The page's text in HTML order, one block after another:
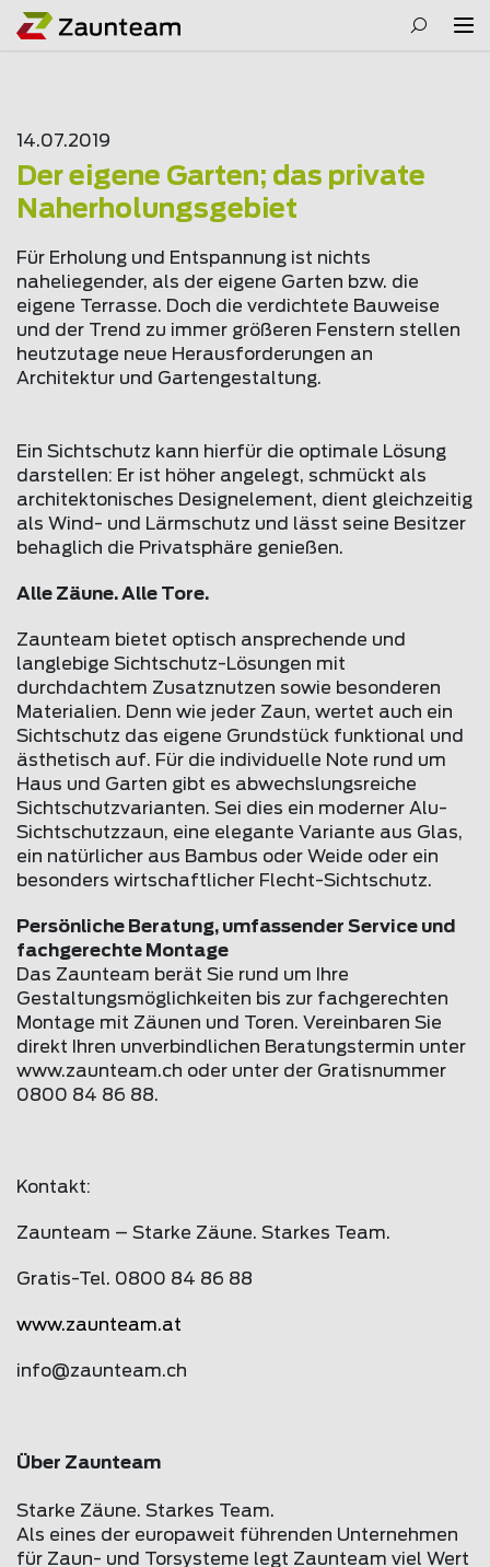
14.07.2019
Der eigene Garten; das private
Naherholungsgebiet
Für Erholung und Entspannung ist nichts
naheliegender, als der eigene Garten bzw. die
eigene Terrasse. Doch die verdichtete Bauweise
und der Trend zu immer größeren Fenstern stellen
heutzutage neue Herausforderungen an
Architektur und Gartengestaltung.
Ein Sichtschutz kann hierfür die optimale Lösung
darstellen: Er ist höher angelegt, schmückt als
architektonisches Designelement, dient gleichzeitig
als Wind- und Lärmschutz und lässt seine Besitzer
behaglich die Privatsphäre genießen.
Alle Zäune. Alle Tore.
Zaunteam bietet optisch ansprechende und
langlebige Sichtschutz-Lösungen mit
durchdachtem Zusatznutzen sowie besonderen
Materialien. Denn wie jeder Zaun, wertet auch ein
Sichtschutz das eigene Grundstück funktional und
ästhetisch auf. Für die individuelle Note rund um
Haus und Garten gibt es abwechslungsreiche
Sichtschutzvarianten. Sei dies ein moderner Alu-
Sichtschutzzaun, eine elegante Variante aus Glas,
ein natürlicher aus Bambus oder Weide oder ein
besonders wirtschaftlicher Flecht-Sichtschutz.
Persönliche Beratung, umfassender Service und
fachgerechte Montage
Das Zaunteam berät Sie rund um Ihre
Gestaltungsmöglichkeiten bis zur fachgerechten
Montage mit Zäunen und Toren. Vereinbaren Sie
direkt Ihren unverbindlichen Beratungstermin unter
www.zaunteam.ch oder unter der Gratisnummer
0800 84 86 88.
Kontakt:
Zaunteam – Starke Zäune. Starkes Team.
Gratis-Tel. 0800 84 86 88
www.zaunteam.at
info@zaunteam.ch
Über Zaunteam
Starke Zäune. Starkes Team.
Als eines der europaweit führenden Unternehmen
für Zaun- und Torsysteme legt Zaunteam viel Wert